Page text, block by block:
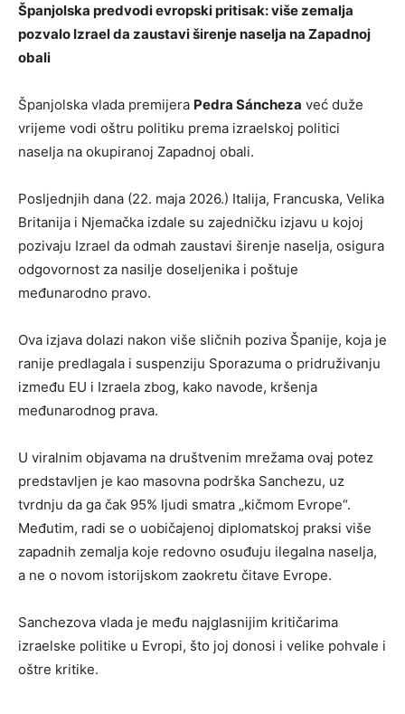
Španjolska predvodi evropski pritisak: više zemalja
pozvalo Izrael da zaustavi širenje naselja na Zapadnoj
obali
Španjolska vlada premijera Pedra Sáncheza već duže
vrijeme vodi oštru politiku prema izraelskoj politici
naselja na okupiranoj Zapadnoj obali.
Posljednjih dana (22. maja 2026.) Italija, Francuska, Velika
Britanija i Njemačka izdale su zajedničku izjavu u kojoj
pozivaju Izrael da odmah zaustavi širenje naselja, osigura
odgovornost za nasilje doseljenika i poštuje
međunarodno pravo.
Ova izjava dolazi nakon više sličnih poziva Španije, koja je
ranije predlagala i suspenziju Sporazuma o pridruživanju
između EU i Izraela zbog, kako navode, kršenja
međunarodnog prava.
U viralnim objavama na društvenim mrežama ovaj potez
predstavljen je kao masovna podrška Sanchezu, uz
tvrdnju da ga čak 95% ljudi smatra „kičmom Evrope“.
Međutim, radi se o uobičajenoj diplomatskoj praksi više
zapadnih zemalja koje redovno osuđuju ilegalna naselja,
a ne o novom istorijskom zaokretu čitave Evrope.
Sanchezova vlada je među najglasnijim kritičarima
izraelske politike u Evropi, što joj donosi i velike pohvale i
oštre kritike.